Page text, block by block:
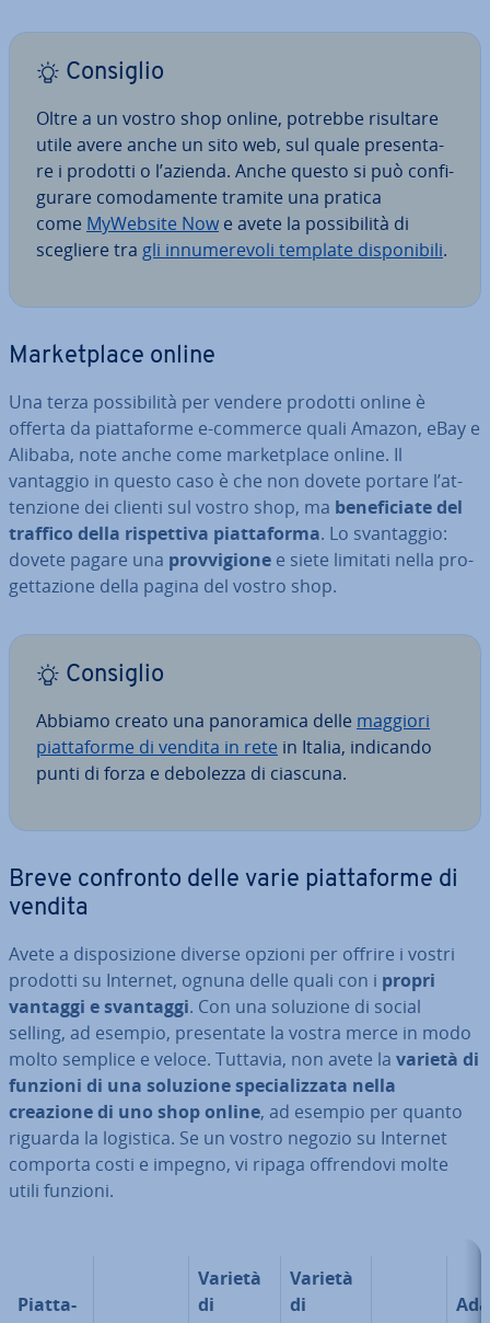
Consiglio
Oltre a un vostro shop online, potrebbe risultare
utile avere anche un sito web, sul quale pre­sen­ta­
re i prodotti o l’azienda. Anche questo si può con­fi­
gu­ra­re co­mo­da­men­te tramite una pratica
come MyWebsite Now e avete la pos­si­bi­li­tà di
scegliere tra gli in­nu­me­re­vo­li template di­spo­ni­bi­li.
Mar­ket­pla­ce online
Una terza pos­si­bi­li­tà per vendere prodotti online è
offerta da piat­ta­for­me e-commerce quali Amazon, eBay e
Alibaba, note anche come mar­ket­pla­ce online. Il
vantaggio in questo caso è che non dovete portare l’at­
ten­zio­ne dei clienti sul vostro shop, ma be­ne­fi­cia­te del
traffico della ri­spet­ti­va piat­ta­for­ma. Lo svan­tag­gio:
dovete pagare una prov­vi­gio­ne e siete limitati nella pro­
get­ta­zio­ne della pagina del vostro shop.
Consiglio
Abbiamo creato una pa­no­ra­mi­ca delle maggiori
piat­ta­for­me di vendita in rete in Italia, indicando
punti di forza e debolezza di ciascuna.
Breve confronto delle varie piat­ta­for­me di
vendita
Avete a di­spo­si­zio­ne diverse opzioni per offrire i vostri
prodotti su Internet, ognuna delle quali con i propri
vantaggi e svantaggi. Con una soluzione di social
selling, ad esempio, pre­sen­ta­te la vostra merce in modo
molto semplice e veloce. Tuttavia, non avete la varietà di
funzioni di una soluzione spe­cia­liz­za­ta nella
creazione di uno shop online, ad esempio per quanto
riguarda la logistica. Se un vostro negozio su Internet
comporta costi e impegno, vi ripaga of­fren­do­vi molte
utili funzioni.
Piat­ta­
Varietà
di
Varietà
di